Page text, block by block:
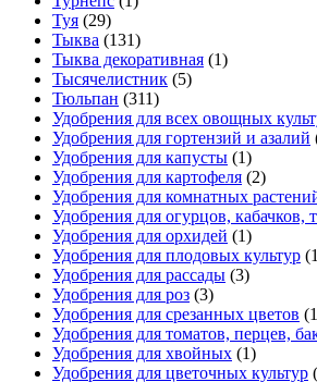
Туя (29)
Тыква (131)
Тыква декоративная (1)
Тысячелистник (5)
Тюльпан (311)
Удобрения для всех овощных
Удобрения для гортензий и азалий
Удобрения для капусты (1)
Удобрения для картофеля (2)
Удобрения для комнатных
Удобрения для огурцов, кабачков,
Удобрения для орхидей (1)
Удобрения для плодовых культур
Удобрения для рассады (3)
Удобрения для роз (3)
Удобрения для срезанных цветов
Удобрения для томатов, перцев,
Удобрения для хвойных (1)
Удобрения для цветочных культур